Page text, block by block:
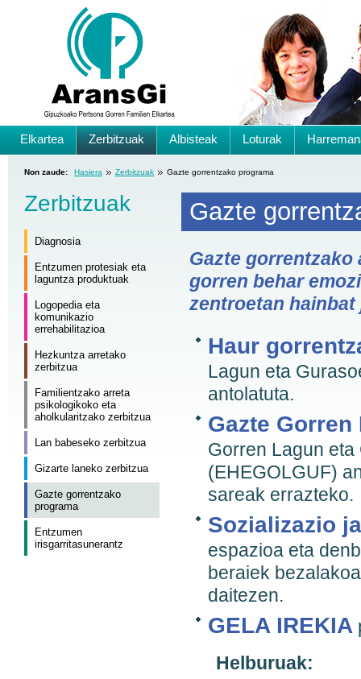
Non zaude: Hasiera Zerbitzuak Gazte gorrentzako programa
Zerbitzuak Gazte
Gazte gorrentzako
gorren behar
zentroetan
Haur
Lagun eta
antolatuta.
Gazte
Gorren Lagun
(EHEGOLGUF)
sareak errazteko.
Sozializazio
espazioa eta
beraiek
daitezen.
GELA IREKIA
Helburuak:
Diagnosia
Entzumen protesiak eta
laguntza produktuak
Logopedia eta
komunikazio
errehabilitazioa
Hezkuntza arretako
zerbitzua
Familientzako arreta
psikologikoko eta
aholkularitzako zerbitzua
Lan babeseko zerbitzua
Gizarte laneko zerbitzua
Gazte gorrentzako
programa
Entzumen
irisgarritasunerantz
Elkartea Zerbitzuak Albisteak Loturak